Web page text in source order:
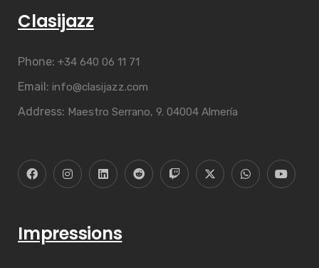
Clasijazz
Phone: +34 640 06 11 71
Email: info@clasijazz.com
Address: Maestro Serrano, 9. 04004 Almería
Impressions